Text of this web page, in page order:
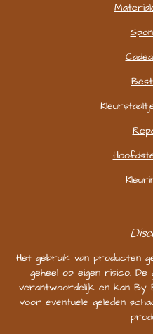
Het gebruik van producten
geheel op eigen risico.
verantwoordelijk en kan By
voor eventuele geleden